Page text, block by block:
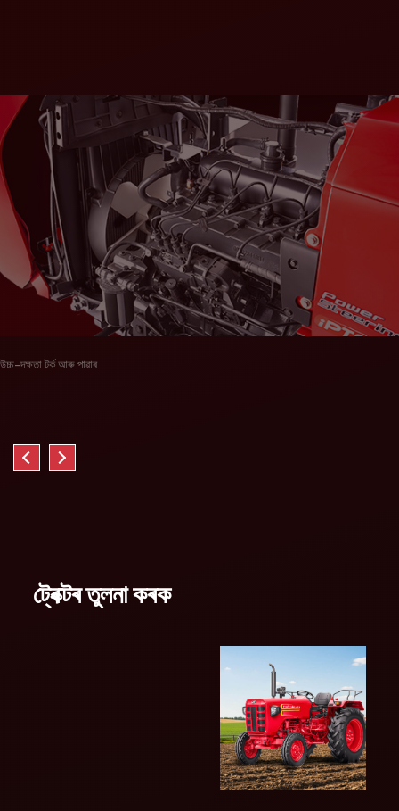
উচ্চ-দক্ষতা টৰ্ক আৰু পাৱাৰ
ট্ৰেক্টৰ তুলনা কৰক